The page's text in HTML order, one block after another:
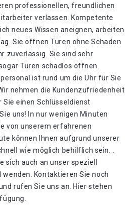
professionellen, freundlichen
verlassen. Kompetente
neues Wissen aneignen, arbeiten
Sie öffnen Türen ohne Schaden
zuverlässig. Sie sind sehr
Türen schadlos öffnen.
ist rund um die Uhr für Sie
nehmen die Kundenzufriedenheit
Sie einen Schlüsseldienst
uns! In nur wenigen Minuten
von unserem erfahrenen
können Ihnen aufgrund unserer
wie möglich behilflich sein. .
sich auch an unser speziell
Kontaktieren Sie noch
rufen Sie uns an. Hier stehen